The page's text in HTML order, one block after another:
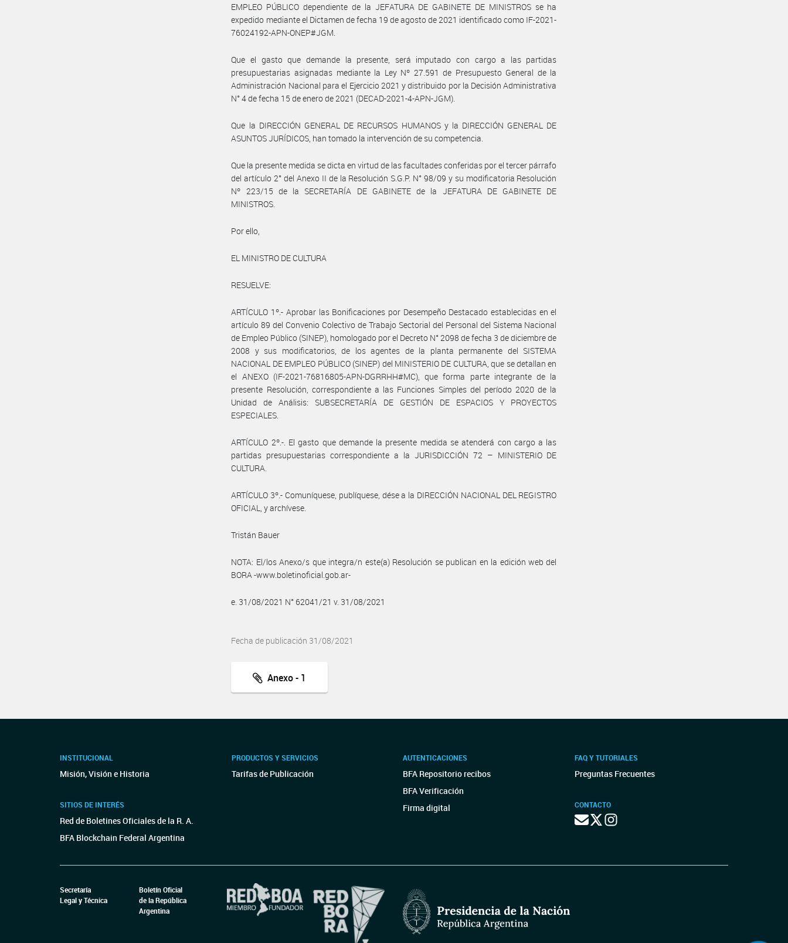
EMPLEO PÚBLICO dependiente de la JEFATURA DE GABINETE DE MINISTROS se ha
expedido mediante el Dictamen de fecha 19 de agosto de 2021 identificado como IF-2021-
76024192-APN-ONEP#JGM.
Que el gasto que demande la presente, será imputado con cargo a las partidas
presupuestarias asignadas mediante la Ley Nº 27.591 de Presupuesto General de la
Administración Nacional para el Ejercicio 2021 y distribuido por la Decisión Administrativa
N° 4 de fecha 15 de enero de 2021 (DECAD-2021-4-APN-JGM).
Que la DIRECCIÓN GENERAL DE RECURSOS HUMANOS y la DIRECCIÓN GENERAL DE
ASUNTOS JURÍDICOS, han tomado la intervención de su competencia.
Que la presente medida se dicta en virtud de las facultades conferidas por el tercer párrafo
del artículo 2° del Anexo II de la Resolución S.G.P. N° 98/09 y su modificatoria Resolución
Nº 223/15 de la SECRETARÍA DE GABINETE de la JEFATURA DE GABINETE DE
MINISTROS.
Por ello,
EL MINISTRO DE CULTURA
RESUELVE:
ARTÍCULO 1º.- Aprobar las Bonificaciones por Desempeño Destacado establecidas en el
artículo 89 del Convenio Colectivo de Trabajo Sectorial del Personal del Sistema Nacional
de Empleo Público (SINEP), homologado por el Decreto N° 2098 de fecha 3 de diciembre de
2008 y sus modificatorios, de los agentes de la planta permanente del SISTEMA
NACIONAL DE EMPLEO PÚBLICO (SINEP) del MINISTERIO DE CULTURA, que se detallan en
el ANEXO (IF-2021-76816805-APN-DGRRHH#MC), que forma parte integrante de la
presente Resolución, correspondiente a las Funciones Simples del período 2020 de la
Unidad de Análisis: SUBSECRETARÍA DE GESTIÓN DE ESPACIOS Y PROYECTOS
ESPECIALES.
ARTÍCULO 2º.-. El gasto que demande la presente medida se atenderá con cargo a las
partidas presupuestarias correspondiente a la JURISDICCIÓN 72 – MINISTERIO DE
CULTURA.
ARTÍCULO 3º.- Comuníquese, publíquese, dése a la DIRECCIÓN NACIONAL DEL REGISTRO
OFICIAL, y archívese.
Tristán Bauer
NOTA: El/los Anexo/s que integra/n este(a) Resolución se publican en la edición web del
BORA -www.boletinoficial.gob.ar-
e. 31/08/2021 N° 62041/21 v. 31/08/2021
Fecha de publicación 31/08/2021
Anexo - 1
INSTITUCIONAL
Misión, Visión e Historia
SITIOS DE INTERÉS
Red de Boletines Oficiales de la R. A.
BFA Blockchain Federal Argentina
PRODUCTOS Y SERVICIOS
Tarifas de Publicación
AUTENTICACIONES
BFA Repositorio recibos
BFA Verificación
Firma digital
FAQ Y TUTORIALES
Preguntas Frecuentes
CONTACTO
Secretaría
Legal y Técnica
Boletín Oficial
de la República
Argentina